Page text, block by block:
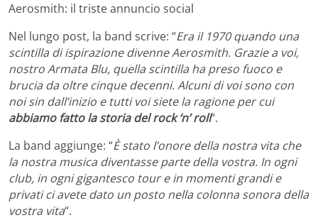
Aerosmith: il triste annuncio social
Nel lungo post, la band scrive: “Era il 1970 quando una
scintilla di ispirazione divenne Aerosmith. Grazie a voi,
nostro Armata Blu, quella scintilla ha preso fuoco e
brucia da oltre cinque decenni. Alcuni di voi sono con
noi sin dall’inizio e tutti voi siete la ragione per cui
abbiamo fatto la storia del rock ‘n’ roll“.
La band aggiunge: “È stato l’onore della nostra vita che
la nostra musica diventasse parte della vostra. In ogni
club, in ogni gigantesco tour e in momenti grandi e
privati ci avete dato un posto nella colonna sonora della
vostra vita“.